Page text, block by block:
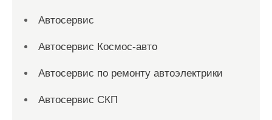
Автосервис
Автосервис Космос-авто
Автосервис по ремонту автоэлектрики
Автосервис СКП